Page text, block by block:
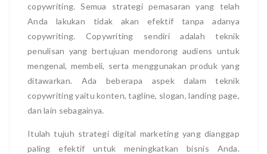
copywriting. Semua strategi pemasaran yang telah
Anda lakukan tidak akan efektif tanpa adanya
copywriting. Copywriting sendiri adalah teknik
penulisan yang bertujuan mendorong audiens untuk
mengenal, membeli, serta menggunakan produk yang
ditawarkan. Ada beberapa aspek dalam teknik
copywriting yaitu konten, tagline, slogan, landing page,
dan lain sebagainya.
Itulah tujuh strategi digital marketing yang dianggap
paling efektif untuk meningkatkan bisnis Anda.